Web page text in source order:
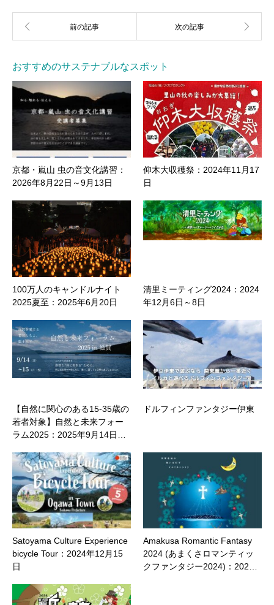
おすすめのサステナブルなスポット
京都・嵐山 虫の音文化講習：
2026年8月22日～9月13日
仰木大収穫祭：2024年11月17
日
100万人のキャンドルナイト
2025夏至：2025年6月20日
清里ミーティング2024：2024
年12月6日～8日
【自然に関心のある15-35歳の
若者対象】自然と未来フォー
ラム2025：2025年9月14日…
ドルフィンファンタジー伊東
Satoyama Culture Experience
bicycle Tour：2024年12月15
日
Amakusa Romantic Fantasy
2024 (あまくさロマンティッ
クファンタジー2024)：202…